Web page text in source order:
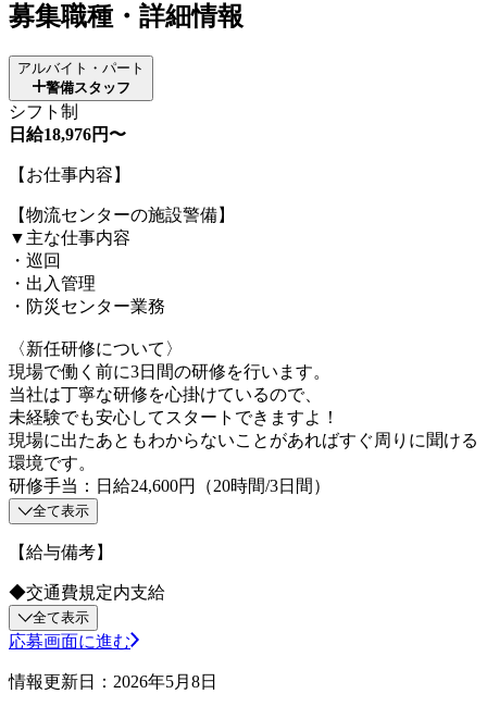
募集職種・詳細情報
アルバイト・パート
警備スタッフ
シフト制
日給18,976円〜
【お仕事内容】
【物流センターの施設警備】
▼主な仕事内容
・巡回
・出入管理
・防災センター業務
〈新任研修について〉
現場で働く前に3日間の研修を行います。
当社は丁寧な研修を心掛けているので、
未経験でも安心してスタートできますよ！
現場に出たあともわからないことがあればすぐ周りに聞ける
環境です。
研修手当：日給24,600円（20時間/3日間）
全て表示
【給与備考】
◆交通費規定内支給
全て表示
応募画面に進む
情報更新日：2026年5月8日